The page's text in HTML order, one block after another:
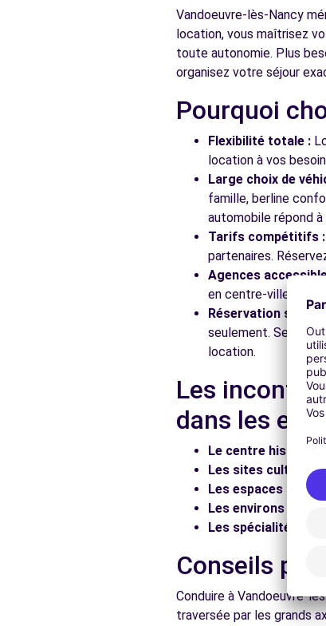
Free2Move Rent - GARAGE BELLEVUE -
Opel Rent - Meny Nancy 24/7
Free2Move Rent - GARAGE BRUNO MATHIEU
Vandoeuvre-lès-Nancy
location, vous maîtrisez
toute autonomie. Plus
organisez votre séjour
Pourquoi
Flexibilité totale :
location à vos
Large choix de
famille, berline
automobile répond
Tarifs compétitifs :
partenaires.
Agences
en centre-ville, en
Réservation
seulement. Service
location.
Les
dans les
Le centre
Les sites culturels :
Les espaces
Les environs :
Les spécialités
Conseils
Conduire à Vandoeuvre-
traversée par les grands